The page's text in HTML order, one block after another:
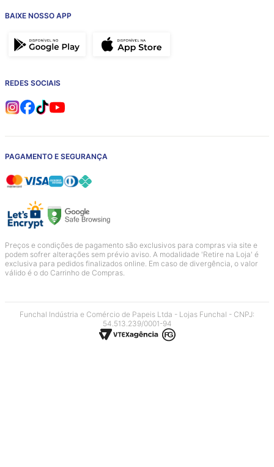
BAIXE NOSSO APP
REDES SOCIAIS
PAGAMENTO E SEGURANÇA
Preços e condições de pagamento são exclusivos para compras via site e
podem sofrer alterações sem prévio aviso. A modalidade 'Retire na Loja' é
exclusiva para pedidos finalizados online. Em caso de divergência, o valor
válido é o do Carrinho de Compras.
Funchal Indústria e Comércio de Papeis Ltda - Lojas Funchal - CNPJ:
54.513.239/0001-94